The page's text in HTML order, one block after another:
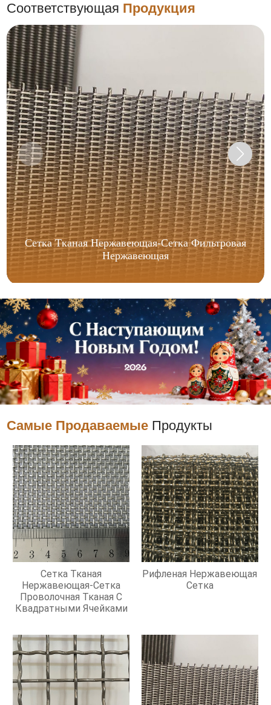
Соответствующая Продукция
Сетка Тканая Нержавеющая-Сетка Фильтровая
Нержавеющая
Самые Продаваемые Продукты
Сетка Тканая
Нержавеющая-Сетка
Проволочная Тканая С
Квадратными Ячейками
Рифленая Нержавеющая
Сетка